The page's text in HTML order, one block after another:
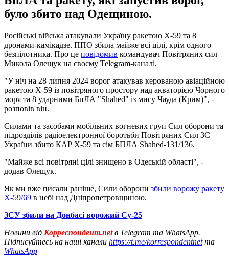
було збито над Одещиною.
Російські війська атакували Україну ракетою Х-59 та 8
дронами-камікадзе. ППО збила майже всі цілі, крім одного
безпілотника. Про це повідомив командувач Повітряних сил
Микола Олещук на своєму Telegram-каналі.
"У ніч на 28 липня 2024 ворог атакував керованою авіаційною
ракетою Х-59 із повітряного простору над акваторією Чорного
моря та 8 ударними БпЛА "Shahed" із мису Чауда (Крим)", -
розповів він.
Силами та засобами мобільних вогневих груп Сил оборони та
підрозділів радіоелектронної боротьби Повітряних Сил ЗС
України збито КАР Х-59 та сім БПЛА Shahed-131/136.
"Майже всі повітряні цілі знищено в Одеській області", -
додав Олещук.
Як ми вже писали раніше, Сили оборони збили ворожу ракету
Х-59/69 в небі над Дніпропетровщиною.
ЗСУ збили на Донбасі ворожий Су-25
Новини від Корреспондент.netв Telegram та WhatsApp.
Підписуйтесь на наші канали https://t.me/korrespondentnetта
WhatsApp